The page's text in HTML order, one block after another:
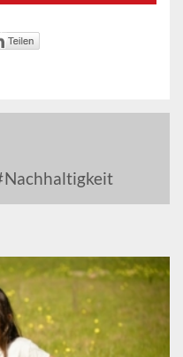
Nachhaltigkeit